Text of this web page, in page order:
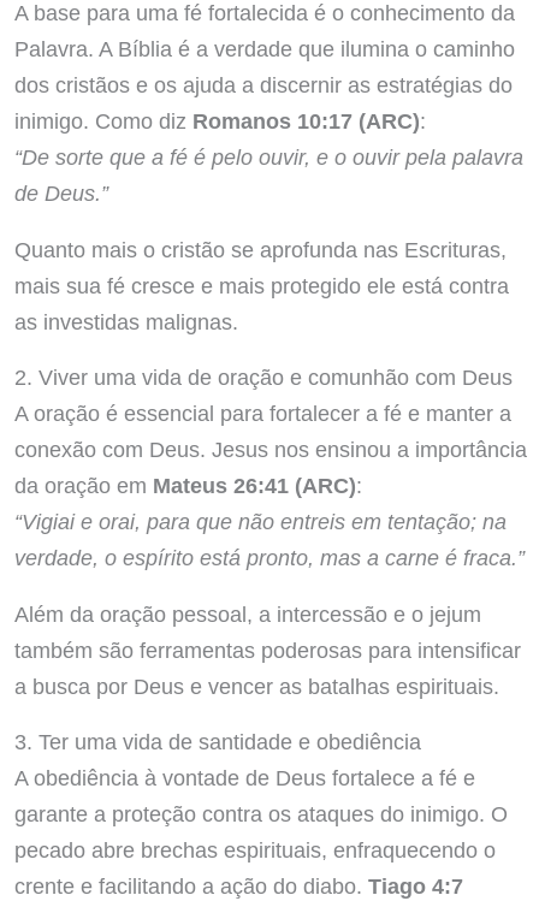
A base para uma fé fortalecida é o conhecimento da
Palavra. A Bíblia é a verdade que ilumina o caminho
dos cristãos e os ajuda a discernir as estratégias do
inimigo. Como diz Romanos 10:17 (ARC):
“De sorte que a fé é pelo ouvir, e o ouvir pela palavra
de Deus.”
Quanto mais o cristão se aprofunda nas Escrituras,
mais sua fé cresce e mais protegido ele está contra
as investidas malignas.
2. Viver uma vida de oração e comunhão com Deus
A oração é essencial para fortalecer a fé e manter a
conexão com Deus. Jesus nos ensinou a importância
da oração em Mateus 26:41 (ARC):
“Vigiai e orai, para que não entreis em tentação; na
verdade, o espírito está pronto, mas a carne é fraca.”
Além da oração pessoal, a intercessão e o jejum
também são ferramentas poderosas para intensificar
a busca por Deus e vencer as batalhas espirituais.
3. Ter uma vida de santidade e obediência
A obediência à vontade de Deus fortalece a fé e
garante a proteção contra os ataques do inimigo. O
pecado abre brechas espirituais, enfraquecendo o
crente e facilitando a ação do diabo. Tiago 4:7